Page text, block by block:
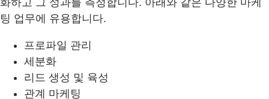
팅 업무에 유용합니다.
프로파일 관리
세분화
리드 생성 및 육성
관계 마케팅